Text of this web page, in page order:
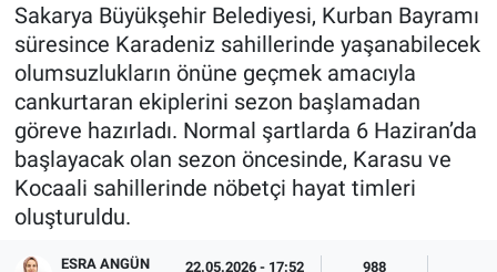
Sakarya Büyükşehir Belediyesi, Kurban Bayramı
süresince Karadeniz sahillerinde yaşanabilecek
olumsuzlukların önüne geçmek amacıyla
cankurtaran ekiplerini sezon başlamadan
göreve hazırladı. Normal şartlarda 6 Haziran’da
başlayacak olan sezon öncesinde, Karasu ve
Kocaali sahillerinde nöbetçi hayat timleri
oluşturuldu.
ESRA ANGÜN 22.05.2026 - 17:52 988